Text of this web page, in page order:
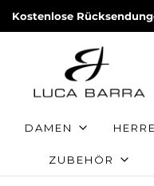
Kostenlose
DAMEN
ZUBEHÖR